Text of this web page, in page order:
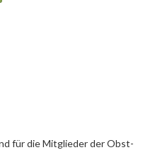
für die Mitglieder der Obst-